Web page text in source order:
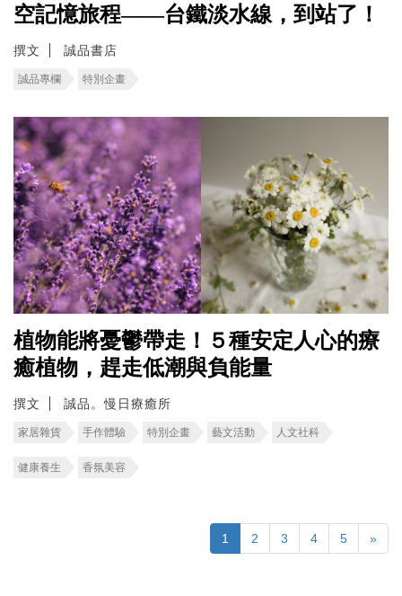
空記憶旅程――台鐵淡水線，到站了！
撰文 誠品書店
誠品專欄 特別企畫
植物能將憂鬱帶走！５種安定人心的療
癒植物，趕走低潮與負能量
撰文 誠品。慢日療癒所
家居雜貨 手作體驗 特別企畫 藝文活動 人文社科
健康養生 香氛美容
1 2 3 4 5 »